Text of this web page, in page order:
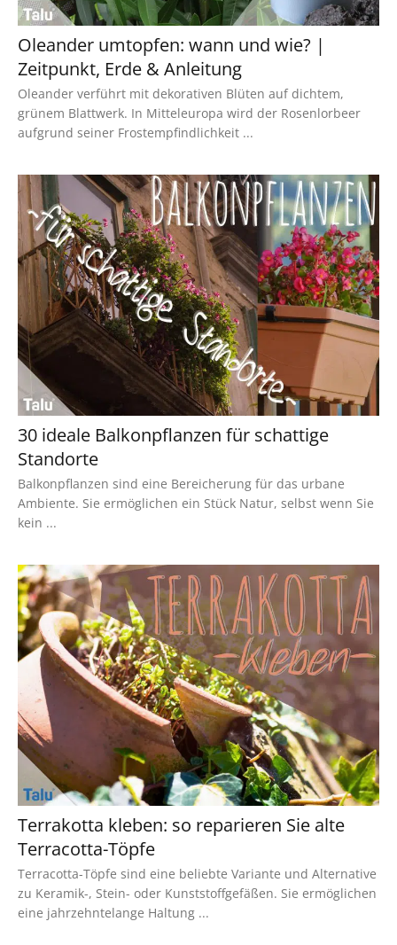
Oleander umtopfen: wann und wie? |
Zeitpunkt, Erde & Anleitung
Oleander verführt mit dekorativen Blüten auf dichtem,
grünem Blattwerk. In Mitteleuropa wird der Rosenlorbeer
aufgrund seiner Frostempfindlichkeit ...
30 ideale Balkonpflanzen für schattige
Standorte
Balkonpflanzen sind eine Bereicherung für das urbane
Ambiente. Sie ermöglichen ein Stück Natur, selbst wenn Sie
kein ...
Terrakotta kleben: so reparieren Sie alte
Terracotta-Töpfe
Terracotta-Töpfe sind eine beliebte Variante und Alternative
zu Keramik-, Stein- oder Kunststoffgefäßen. Sie ermöglichen
eine jahrzehntelange Haltung ...